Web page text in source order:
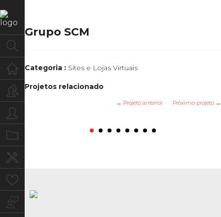
Home
Quem Somos
Blog
Grupo SCM
Categoria : Sites e Lojas Virtuais
Projetos relacionado
← Projeto anterior Próximo projeto →